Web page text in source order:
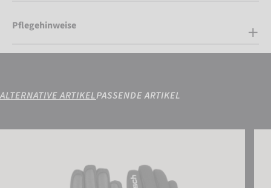
Pflegehinweise
ALTERNATIVE ARTIKELPASSENDE ARTIKEL